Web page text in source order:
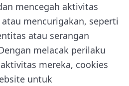
mencegah aktivitas
mencurigakan, seperti
atau serangan
melacak perilaku
mereka, cookies
untuk